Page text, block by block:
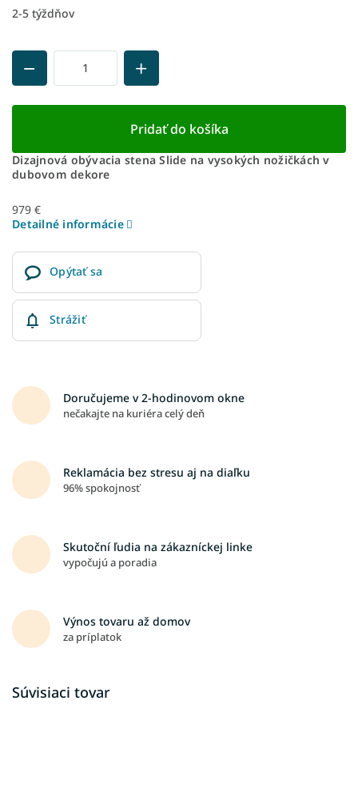
Jednotková
2-5 týždňov
Pridať do košíka
Dizajnová obývacia stena Slide na vysokých nožičkách v
dubovom dekore
979 €
Detailné informácie
Opýtať sa
Strážiť
Doručujeme v 2-hodinovom okne
nečakajte na kuriéra celý deň
Reklamácia bez stresu aj na diaľku
96% spokojnosť
Skutoční ľudia na zákazníckej linke
vypočujú a poradia
Výnos tovaru až domov
za príplatok
Súvisiaci tovar